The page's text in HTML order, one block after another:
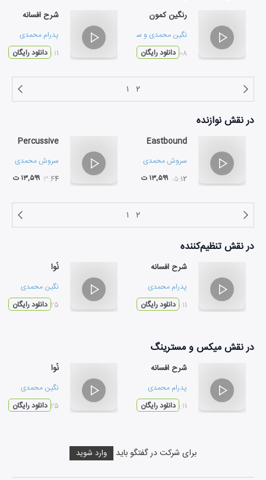
رنگین کمون
نگین محمدی و سروش محمدی
۰۴:۰۸دانلود رایگان
شرح افسانه
پدرام محمدی
۰۵:۱۱دانلود رایگان
۱ ۲
در نقشنوازنده
Eastbound
سروش محمدی
۰۵:۱۲ ۱۳,۵۹۹ ت
Percussive
سروش محمدی
۰۳:۴۴ ۱۳,۵۹۹ ت
۱ ۲
در نقشتنظیم‌کننده
شرح افسانه
پدرام محمدی
۰۵:۱۱دانلود رایگان
نُوا
نگین محمدی
۰۲:۲۵دانلود رایگان
در نقشمیکس و مسترینگ
شرح افسانه
پدرام محمدی
۰۵:۱۱دانلود رایگان
نُوا
نگین محمدی
۰۲:۲۵دانلود رایگان
برای شرکت در گفتگو باید وارد شوید